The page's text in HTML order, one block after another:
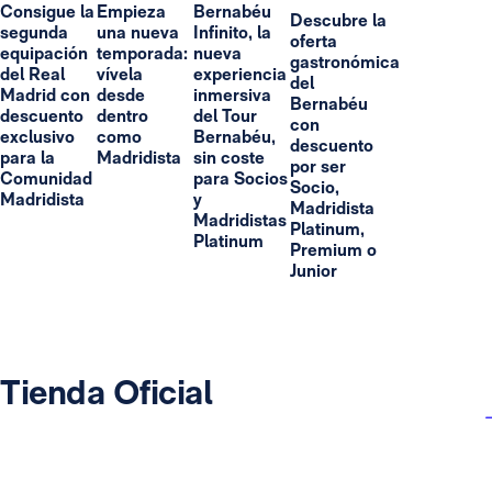
Consigue la
segunda
equipación
del Real
Madrid con
descuento
exclusivo
para la
Comunidad
Madridista
Empieza
una nueva
temporada:
vívela
desde
dentro
como
Madridista
Bernabéu
Infinito, la
nueva
experiencia
inmersiva
del Tour
Bernabéu,
sin coste
para Socios
y
Madridistas
Platinum
Descubre la
oferta
gastronómica
del
Bernabéu
con
descuento
por ser
Socio,
Madridista
Platinum,
Premium o
Junior
Tienda Oficial